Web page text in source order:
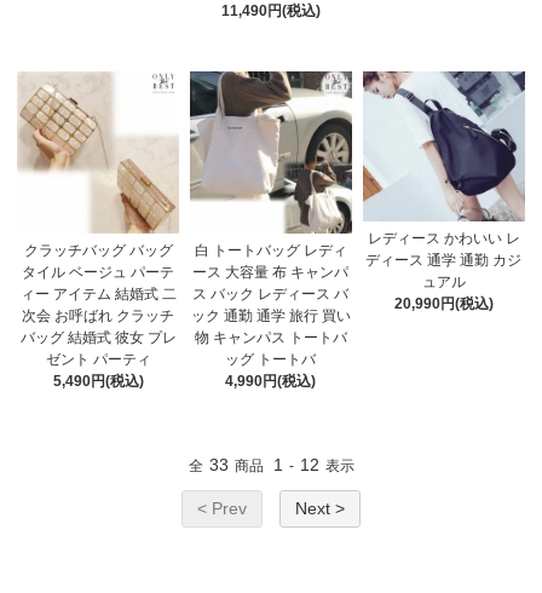
11,490円(税込)
クラッチバッグ バッグ
タイル ベージュ パーテ
ィー アイテム 結婚式 二
次会 お呼ばれ クラッチ
バッグ 結婚式 彼女 プレ
ゼント パーティ
5,490円(税込)
白 トートバッグ レディ
ース 大容量 布 キャンパ
ス バック レディース バ
ック 通勤 通学 旅行 買い
物 キャンパス トートバ
ッグ トートバ
4,990円(税込)
レディース かわいい レ
ディース 通学 通勤 カジ
ュアル
20,990円(税込)
全 33 商品 1 - 12 表示
< Prev Next >